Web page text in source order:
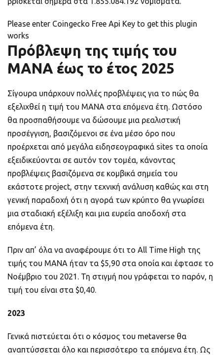
Please enter Coingecko Free Api Key to get this plugin
works
Πρόβλεψη της τιμής του
MANA έως το έτος 2025
Σίγουρα υπάρχουν πολλές προβλέψεις για το πώς θα
εξελιχθεί η τιμή του MANA στα επόμενα έτη. Ωστόσο
θα προσπαθήσουμε να δώσουμε μια ρεαλιστική
προσέγγιση, βασιζόμενοι σε ένα μέσο όρο που
προέρχεται από μεγάλα ειδησεογραφικά sites τα οποία
εξειδικεύονται σε αυτόν τον τομέα, κάνοντας
προβλέψεις βασιζόμενα σε κομβικά σημεία του
εκάστοτε project, στην τεχνική ανάλυση καθώς και στη
γενική παραδοχή ότι η αγορά των κρύπτο θα γνωρίσει
μια σταδιακή εξέλιξη και μια ευρεία αποδοχή στα
επόμενα έτη.
Πριν απ’ όλα να αναφέρουμε ότι το All Time High της
τιμής του MANA ήταν τα $5,90 στα οποία και έφτασε το
Νοέμβριο του 2021. Τη στιγμή που γράφεται το παρόν, η
τιμή του είναι στα $0,40.
2023
Γενικά πιστεύεται ότι ο κόσμος του metaverse θα
αναπτύσσεται όλο και περισσότερο τα επόμενα έτη. Ως